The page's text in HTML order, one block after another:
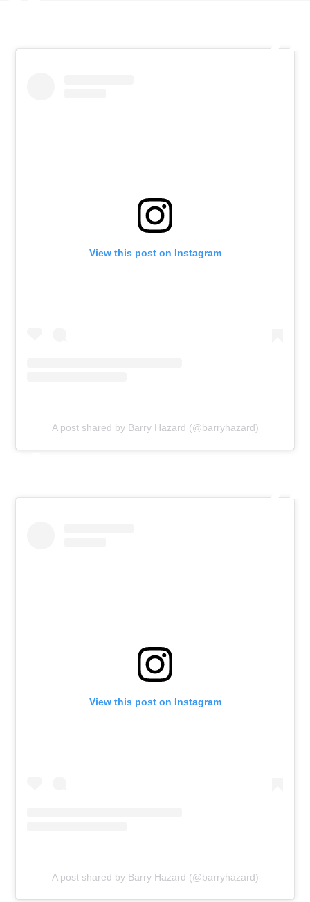
View this post on Instagram
A post shared by Barry Hazard (@barryhazard)
View this post on Instagram
A post shared by Barry Hazard (@barryhazard)